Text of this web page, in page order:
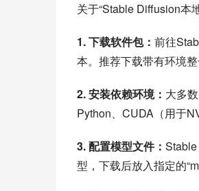
关于“Stable Diffusion本
1. 下载软件包： 前往
本。推荐下载带有环境
2. 安装依赖环境： 大多
Python、CUDA（用于
3. 配置模型文件：
型，下载后放入指定的